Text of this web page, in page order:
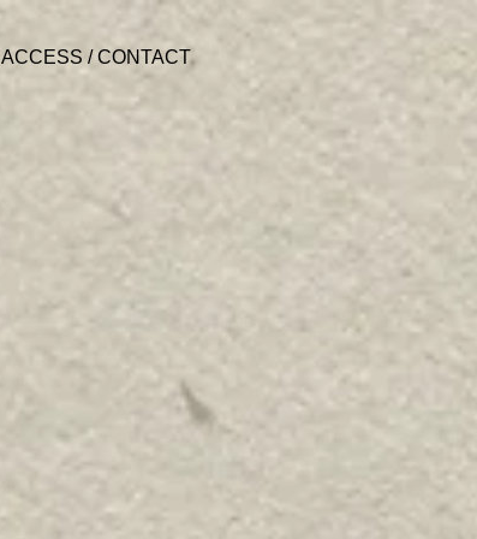
ACCESS / CONTACT